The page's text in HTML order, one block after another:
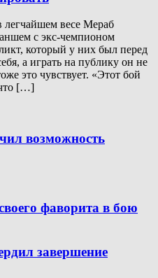
весе Мераб
с экс-чемпионом
который у них был перед
а играть на публику он не
это чувствует. «Этот бой
[…]
возможность
фаворита в бою
завершение